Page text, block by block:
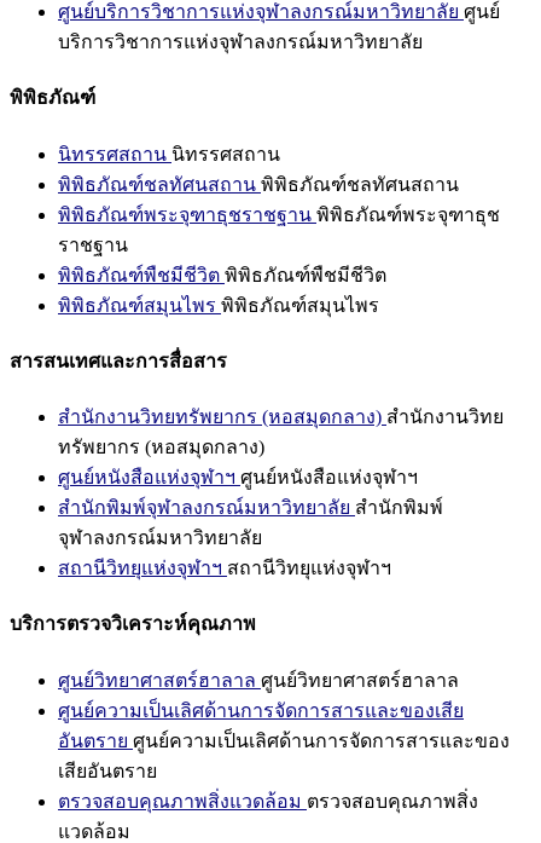
ศูนย์บริการวิชาการแห่งจุฬาลงกรณ์มหาวิทยาลัย ศูนย์
บริการวิชาการแห่งจุฬาลงกรณ์มหาวิทยาลัย
พิพิธภัณฑ์
นิทรรศสถาน นิทรรศสถาน
พิพิธภัณฑ์ชลทัศนสถาน พิพิธภัณฑ์ชลทัศนสถาน
พิพิธภัณฑ์พระจุฑาธุชราชฐาน พิพิธภัณฑ์พระจุฑาธุช
ราชฐาน
พิพิธภัณฑ์พืชมีชีวิต พิพิธภัณฑ์พืชมีชีวิต
พิพิธภัณฑ์สมุนไพร พิพิธภัณฑ์สมุนไพร
สารสนเทศและการสื่อสาร
สำนักงานวิทยทรัพยากร (หอสมุดกลาง) สำนักงานวิทย
ทรัพยากร (หอสมุดกลาง)
ศูนย์หนังสือแห่งจุฬาฯ ศูนย์หนังสือแห่งจุฬาฯ
สำนักพิมพ์จุฬาลงกรณ์มหาวิทยาลัย สำนักพิมพ์
จุฬาลงกรณ์มหาวิทยาลัย
สถานีวิทยุแห่งจุฬาฯ สถานีวิทยุแห่งจุฬาฯ
บริการตรวจวิเคราะห์คุณภาพ
ศูนย์วิทยาศาสตร์ฮาลาล ศูนย์วิทยาศาสตร์ฮาลาล
ศูนย์ความเป็นเลิศด้านการจัดการสารและของเสีย
อันตราย ศูนย์ความเป็นเลิศด้านการจัดการสารและของ
เสียอันตราย
ตรวจสอบคุณภาพสิ่งแวดล้อม ตรวจสอบคุณภาพสิ่ง
แวดล้อม